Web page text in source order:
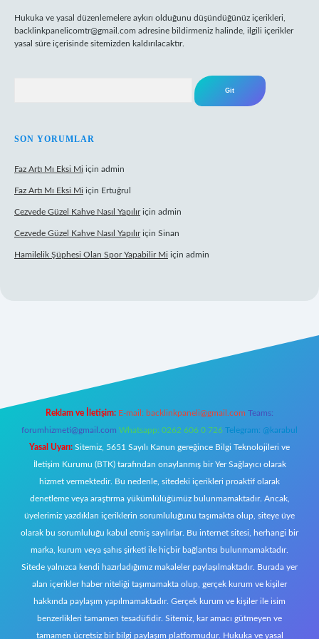
Hukuka ve yasal düzenlemelere aykırı olduğunu düşündüğünüz içerikleri,
backlinkpanelicomtr@gmail.com adresine bildirmeniz halinde, ilgili içerikler
yasal süre içerisinde sitemizden kaldırılacaktır.
SON YORUMLAR
Faz Artı Mı Eksi Mi için admin
Faz Artı Mı Eksi Mi için Ertuğrul
Cezvede Güzel Kahve Nasıl Yapılıriçin admin
Cezvede Güzel Kahve Nasıl Yapılıriçin Sinan
Hamilelik Şüphesi Olan Spor Yapabilir Mi için admin
betexper.xyz
Reklam ve İletişim: E-mail: backlinkpaneli@gmail.com Teams:
forumhizmeti@gmail.com Whatsapp: 0262 606 0 726 Telegram: @karabul
Yasal Uyarı: Sitemiz, 5651 Sayılı Kanun gereğince Bilgi Teknolojileri ve
İletişim Kurumu (BTK) tarafından onaylanmış bir Yer Sağlayıcı olarak
hizmet vermektedir. Bu nedenle, sitedeki içerikleri proaktif olarak
denetleme veya araştırma yükümlülüğümüz bulunmamaktadır. Ancak,
üyelerimiz yazdıkları içeriklerin sorumluluğunu taşımakta olup, siteye üye
olarak bu sorumluluğu kabul etmiş sayılırlar. Bu internet sitesi, herhangi bir
marka, kurum veya şahıs şirketi ile hiçbir bağlantısı bulunmamaktadır.
Sitede yalnızca kendi hazırladığımız makaleler paylaşılmaktadır. Burada yer
alan içerikler haber niteliği taşımamakta olup, gerçek kurum ve kişiler
hakkında paylaşım yapılmamaktadır. Gerçek kurum ve kişiler ile isim
benzerlikleri tamamen tesadüfidir. Sitemiz, kar amacı gütmeyen ve
tamamen ücretsiz bir bilgi paylaşım platformudur. Hukuka ve yasal